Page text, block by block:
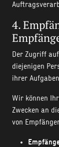
4.
Der Zugriff
diejenigen
ihrer
Wir können
Zwecken an
von